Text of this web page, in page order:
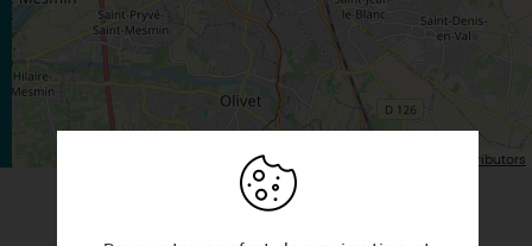
Leaflet| Map data © OpenStreetMap contributors
VOUS AIMEREZ AUSSI